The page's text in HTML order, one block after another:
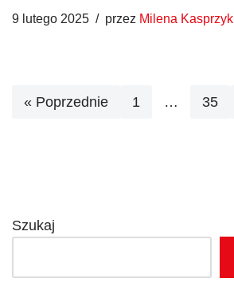
9 lutego 2025 przez Milena Kasprzyk
« Poprzednie 1 … 35
Szukaj